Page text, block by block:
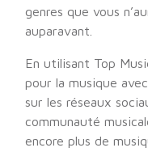
genres que vous
auparavant.
En utilisant Top
pour la musique
sur les réseaux
communauté
encore plus de